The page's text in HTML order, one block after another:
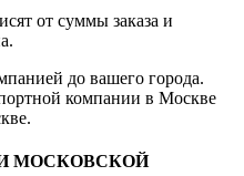
от суммы заказа и
до вашего города.
компании в Москве
МОСКОВСКОЙ